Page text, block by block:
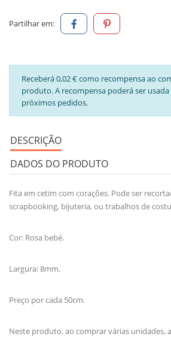
Partilhar em:
Receberá 0,02 € como recompensa ao
produto. A recompensa poderá ser usada
próximos pedidos.
DESCRIÇÃO
DADOS DO PRODUTO
Fita em cetim com corações. Pode ser
scrapbooking, bijuteria, ou trabalhos de
Cor: Rosa bebé.
Largura: 8mm.
Preço por cada 50cm.
Neste produto, ao comprar várias unidades,